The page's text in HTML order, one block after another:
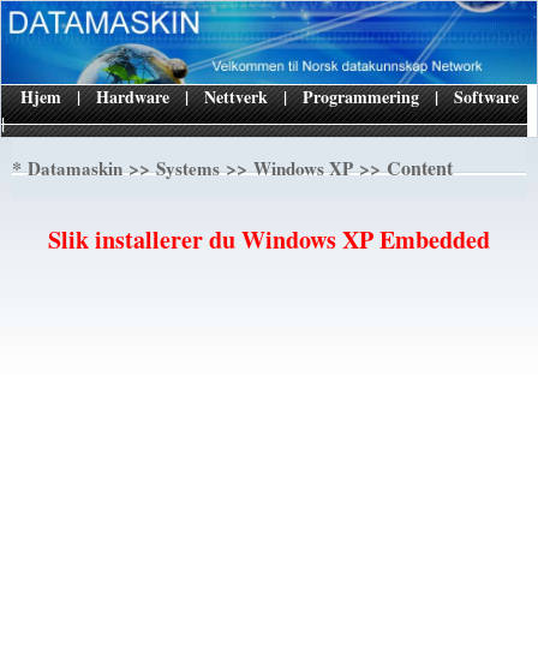
|
Hjem | Hardware | Nettverk | Programmering | Software
*Datamaskin>>Systems>>Windows XP>> Content
Slik installerer du Windows XP Embedded